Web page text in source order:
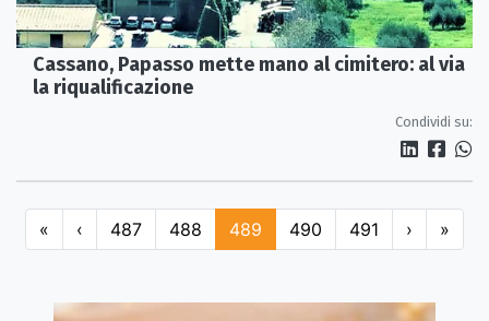
Cassano, Papasso mette mano al cimitero: al via
la riqualificazione
Condividi su:
« ‹ 487 488 489 490 491 › »